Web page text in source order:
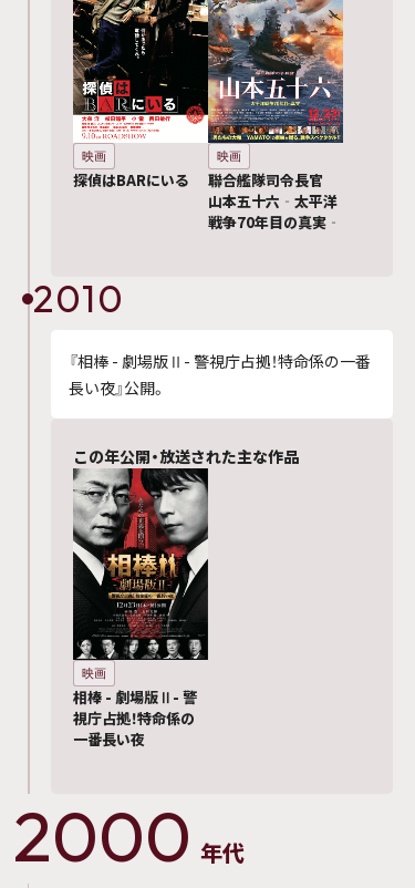
映画
探偵はBARにいる
映画
聯合艦隊司令長官
山本五十六‐太平洋
戦争70年目の真実‐
2010
『相棒 - 劇場版Ⅱ- 警視庁占拠！特命係の一番
長い夜』公開。
この年公開・放送された主な作品
映画
相棒 - 劇場版Ⅱ- 警
視庁占拠！特命係の
一番長い夜
2000 年代